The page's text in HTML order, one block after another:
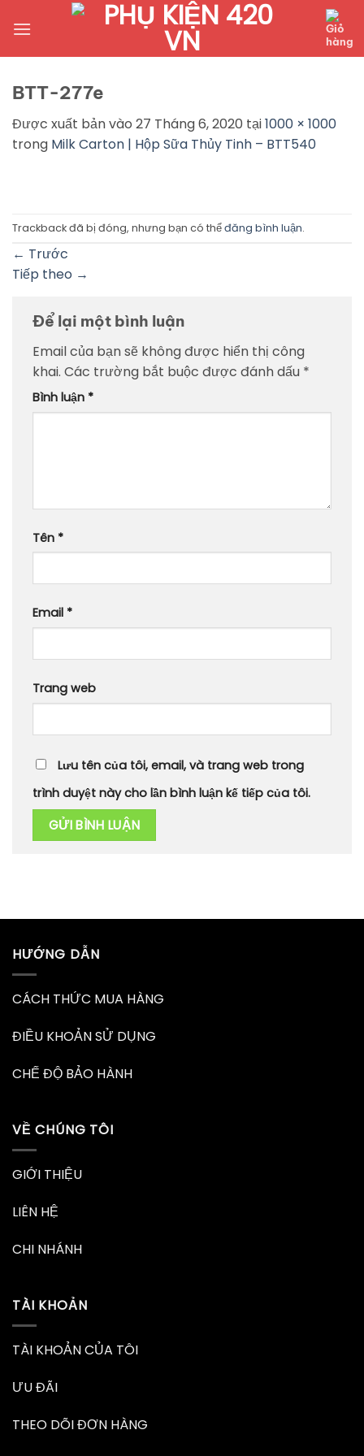
qua
BTT-277e
Được xuất bản vào 27 Tháng 6, 2020 tại1000 × 1000
trong Milk Carton | Hộp Sữa Thủy Tinh – BTT540
Trackback đã bị đóng, nhưng bạn có thểđăng bình luận.
← Trước
Tiếp theo →
Để lại một bình luận
Email của bạn sẽ không được hiển thị công
khai. Các trường bắt buộc được đánh dấu *
Bình luận *
Tên *
Email *
Trang web
Lưu tên của tôi, email, và trang web trong
trình duyệt này cho lần bình luận kế tiếp của tôi.
HƯỚNG DẪN
CÁCH THỨC MUA HÀNG
ĐIỀU KHOẢN SỬ DỤNG
CHẾ ĐỘ BẢO HÀNH
VỀ CHÚNG TÔI
GIỚI THIỆU
LIÊN HỆ
CHI NHÁNH
TÀI KHOẢN
TÀI KHOẢN CỦA TÔI
ƯU ĐÃI
THEO DÕI ĐƠN HÀNG